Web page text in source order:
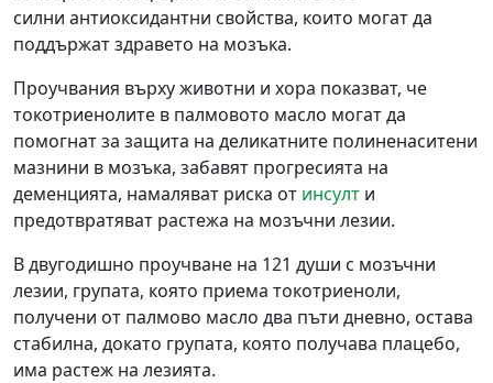
силни антиоксидантни свойства, които могат да
поддържат здравето на мозъка.
Проучвания върху животни и хора показват, че
токотриенолите в палмовото масло могат да
помогнат за защита на деликатните полиненаситени
мазнини в мозъка, забавят прогресията на
деменцията, намаляват риска от инсулт и
предотвратяват растежа на мозъчни лезии.
В двугодишно проучване на 121 души с мозъчни
лезии, групата, която приема токотриеноли,
получени от палмово масло два пъти дневно, остава
стабилна, докато групата, която получава плацебо,
има растеж на лезията.